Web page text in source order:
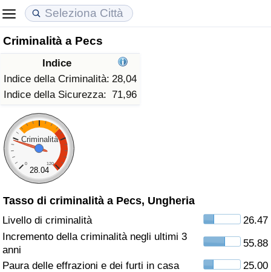
Criminalità a Pecs
Indice
Indice della Criminalità: 28,04
Indice della Sicurezza: 71,96
Criminalità
0 120
28.04
Tasso di criminalità a Pecs, Ungheria
Livello di criminalità
26.47
Incremento della criminalità negli ultimi 3
anni
55.88
Paura delle effrazioni e dei furti in casa
25.00
Costo della vita
Indice Del Costo Della Vita (corrente)
Indice Del Costo Della Vita
Indice del Costo della Vita per Nazione
ad Aqaba
Prezzi degli immobili
Indice del Prezzo delle Case (Corrente)
Indice del Prezzo delle Case
Indice del Prezzo delle Case per Nazione
Qualità della Vita
Indice della Qualità della Vita
Indice della Qualità della Vita (Corrente)
Indice della qualità della vita per Paese
Criminalità
Indice del Tasso di Criminalità (Corrente)
Indice della Criminalità
Indice di criminalità per paese